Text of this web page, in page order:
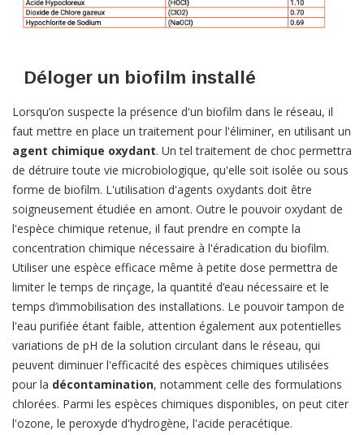
Déloger un biofilm installé
Lorsqu’on suspecte la présence d'un biofilm dans le réseau, il
faut mettre en place un traitement pour l'éliminer, en utilisant un
agent chimique oxydant. Un tel traitement de choc permettra
de détruire toute vie microbiologique, qu'elle soit isolée ou sous
forme de biofilm. L'utilisation d'agents oxydants doit être
soigneusement étudiée en amont. Outre le pouvoir oxydant de
l'espèce chimique retenue, il faut prendre en compte la
concentration chimique nécessaire à l'éradication du biofilm.
Utiliser une espèce efficace même à petite dose permettra de
limiter le temps de rinçage, la quantité d’eau nécessaire et le
temps d’immobilisation des installations. Le pouvoir tampon de
l'eau purifiée étant faible, attention également aux potentielles
variations de pH de la solution circulant dans le réseau, qui
peuvent diminuer l'efficacité des espèces chimiques utilisées
pour la décontamination, notamment celle des formulations
chlorées. Parmi les espèces chimiques disponibles, on peut citer
l'ozone, le peroxyde d'hydrogène, l'acide peracétique.